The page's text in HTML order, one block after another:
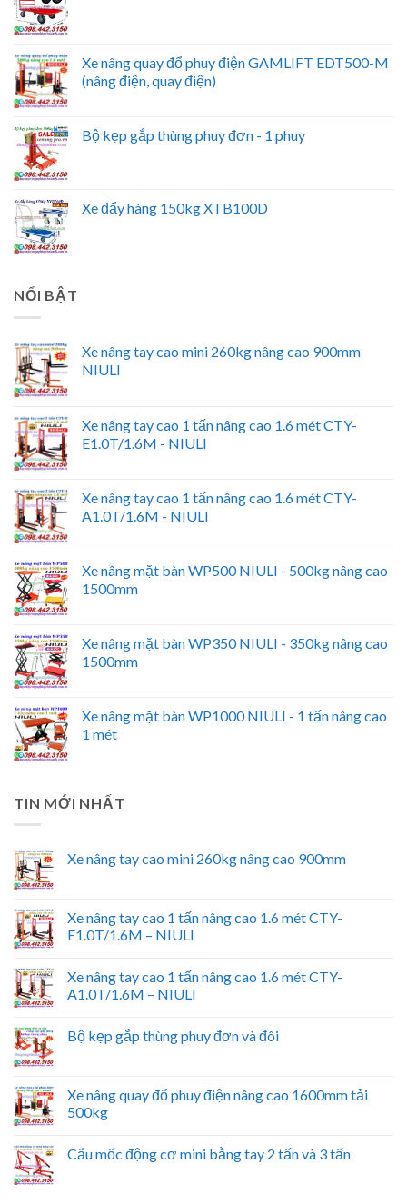
Xe nâng quay đổ phuy điện GAMLIFT EDT500-M
(nâng điện, quay điện)
Bộ kẹp gắp thùng phuy đơn - 1 phuy
Xe đẩy hàng 150kg XTB100D
NỔI BẬT
Xe nâng tay cao mini 260kg nâng cao 900mm
NIULI
Xe nâng tay cao 1 tấn nâng cao 1.6 mét CTY-
E1.0T/1.6M - NIULI
Xe nâng tay cao 1 tấn nâng cao 1.6 mét CTY-
A1.0T/1.6M - NIULI
Xe nâng mặt bàn WP500 NIULI - 500kg nâng cao
1500mm
Xe nâng mặt bàn WP350 NIULI - 350kg nâng cao
1500mm
Xe nâng mặt bàn WP1000 NIULI - 1 tấn nâng cao
1 mét
TIN MỚI NHẤT
Xe nâng tay cao mini 260kg nâng cao 900mm
Xe nâng tay cao 1 tấn nâng cao 1.6 mét CTY-
E1.0T/1.6M – NIULI
Xe nâng tay cao 1 tấn nâng cao 1.6 mét CTY-
A1.0T/1.6M – NIULI
Bộ kẹp gắp thùng phuy đơn và đôi
Xe nâng quay đổ phuy điện nâng cao 1600mm tải
500kg
Cẩu mốc động cơ mini bằng tay 2 tấn và 3 tấn